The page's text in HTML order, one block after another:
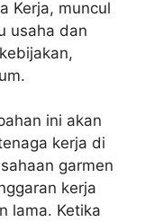
Kerja, muncul
usaha dan
ini akan
kerja di
garmen
kerja
lama. Ketika